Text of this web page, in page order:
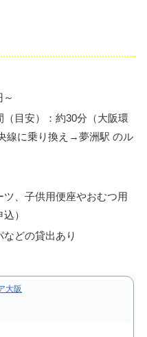
目安）：約30分（大阪環
線に乗り換え→夢洲駅 のル
、子供用便座やおむつ用
）
どの貸出あり
大阪